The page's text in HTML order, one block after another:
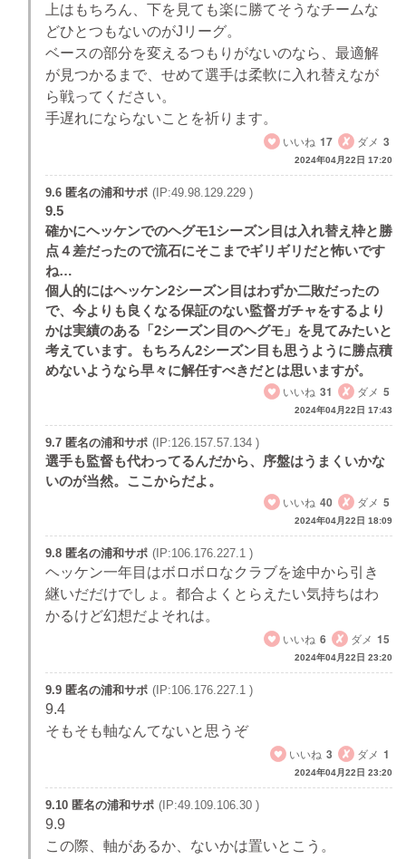
上はもちろん、下を見ても楽に勝てそうなチームな
どひとつもないのがJリーグ。
ベースの部分を変えるつもりがないのなら、最適解
が見つかるまで、せめて選手は柔軟に入れ替えなが
ら戦ってください。
手遅れにならないことを祈ります。
いいね 17 ダメ 3
2024年04月22日 17:20
9.6 匿名の浦和サポ (IP:49.98.129.229 )
9.5
確かにヘッケンでのヘグモ1シーズン目は入れ替え枠と勝
点４差だったので流石にそこまでギリギリだと怖いです
ね…
個人的にはヘッケン2シーズン目はわずか二敗だったの
で、今よりも良くなる保証のない監督ガチャをするより
かは実績のある「2シーズン目のヘグモ」を見てみたいと
考えています。もちろん2シーズン目も思うように勝点積
めないようなら早々に解任すべきだとは思いますが。
いいね 31 ダメ 5
2024年04月22日 17:43
9.7 匿名の浦和サポ (IP:126.157.57.134 )
選手も監督も代わってるんだから、序盤はうまくいかな
いのが当然。ここからだよ。
いいね 40 ダメ 5
2024年04月22日 18:09
9.8 匿名の浦和サポ (IP:106.176.227.1 )
ヘッケン一年目はボロボロなクラブを途中から引き
継いだだけでしょ。都合よくとらえたい気持ちはわ
かるけど幻想だよそれは。
いいね 6 ダメ 15
2024年04月22日 23:20
9.9 匿名の浦和サポ (IP:106.176.227.1 )
9.4
そもそも軸なんてないと思うぞ
いいね 3 ダメ 1
2024年04月22日 23:20
9.10 匿名の浦和サポ (IP:49.109.106.30 )
9.9
この際、軸があるか、ないかは置いとこう。